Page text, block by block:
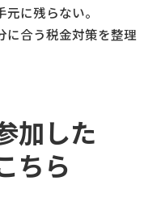
に残らない。
に合う税金対策を整理
加した
ちら